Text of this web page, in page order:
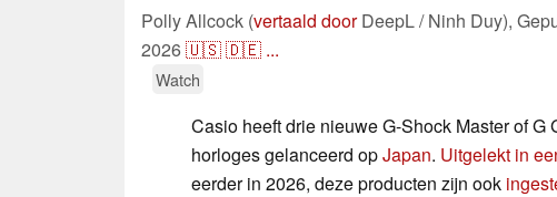
Polly Allcock (vertaald doorDeepL / Ninh Duy),
2026🇺🇸🇩🇪 ...
Watch
Casio heeft drie nieuwe G-Shock Master of G
horloges gelanceerd opJapan. Uitgelekt in
eerder in 2026, deze producten zijn ook